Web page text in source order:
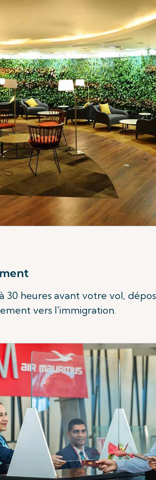
heures avant votre vol,
vers l'immigration.